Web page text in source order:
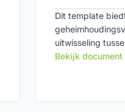
Dit template
uitwisseling
document is een
Bekijk document